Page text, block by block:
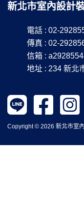
新北市室內設計
電話 : 02-
傳真 : 02-
信箱 :
地址 : 234 新北
Copyright © 2026 新北市室